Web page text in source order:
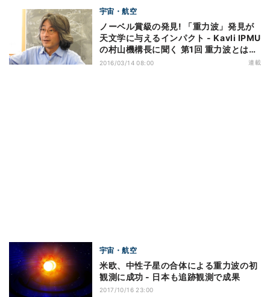
宇宙・航空
ノーベル賞級の発見! 「重力波」発見が
天文学に与えるインパクト - Kavli IPMU
の村山機構長に聞く 第1回 重力波とは何
か
2016/03/14 08:00 連載
宇宙・航空
米欧、中性子星の合体による重力波の初
観測に成功 - 日本も追跡観測で成果
2017/10/16 23:00